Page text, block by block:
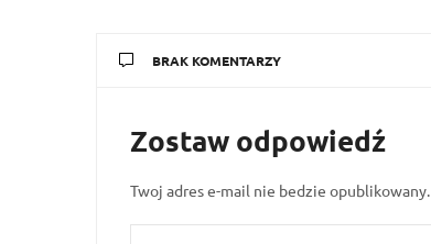
BRAK KOMENTARZY
Zostaw odpowiedź
Twoj adres e-mail nie bedzie opublikowany.